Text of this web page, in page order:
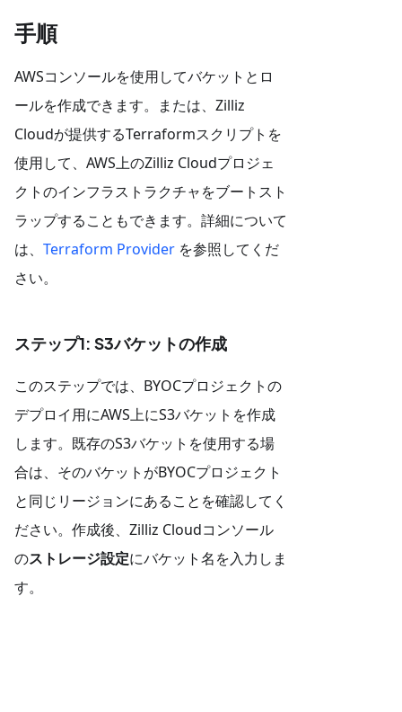
手順
AWSコンソールを使用してバケットとロ
ールを作成できます。または、Zilliz
Cloudが提供するTerraformスクリプトを
使用して、AWS上のZilliz Cloudプロジェ
クトのインフラストラクチャをブートスト
ラップすることもできます。詳細について
は、 Terraform Provider を参照してくだ
さい。
ステップ1: S3バケットの作成
このステップでは、BYOCプロジェクトの
デプロイ用にAWS上にS3バケットを作成
します。既存のS3バケットを使用する場
合は、そのバケットがBYOCプロジェクト
と同じリージョンにあることを確認してく
ださい。作成後、Zilliz Cloudコンソール
のストレージ設定にバケット名を入力しま
す。